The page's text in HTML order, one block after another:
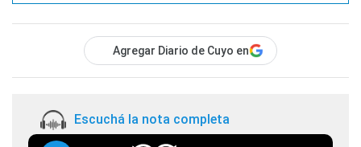
Agregar Diario de Cuyo en
Escuchá la nota completa